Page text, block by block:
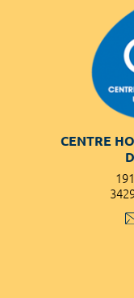
CENTRE